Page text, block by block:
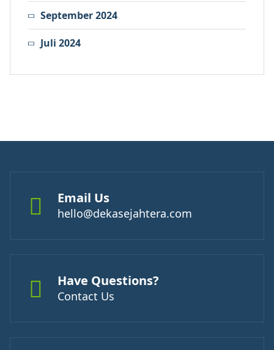
September 2024
Juli 2024
Email Us
hello@dekasejahtera.com
Have Questions?
Contact Us